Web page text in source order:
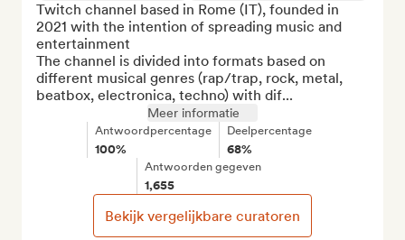
Twitch channel based in Rome (IT), founded in
2021 with the intention of spreading music and
entertainment
The channel is divided into formats based on
different musical genres (rap/trap, rock, metal,
beatbox, electronica, techno) with dif...
Meer informatie
Antwoordpercentage
100%
Deelpercentage
68%
Antwoorden gegeven
1,655
Bekijk vergelijkbare curatoren